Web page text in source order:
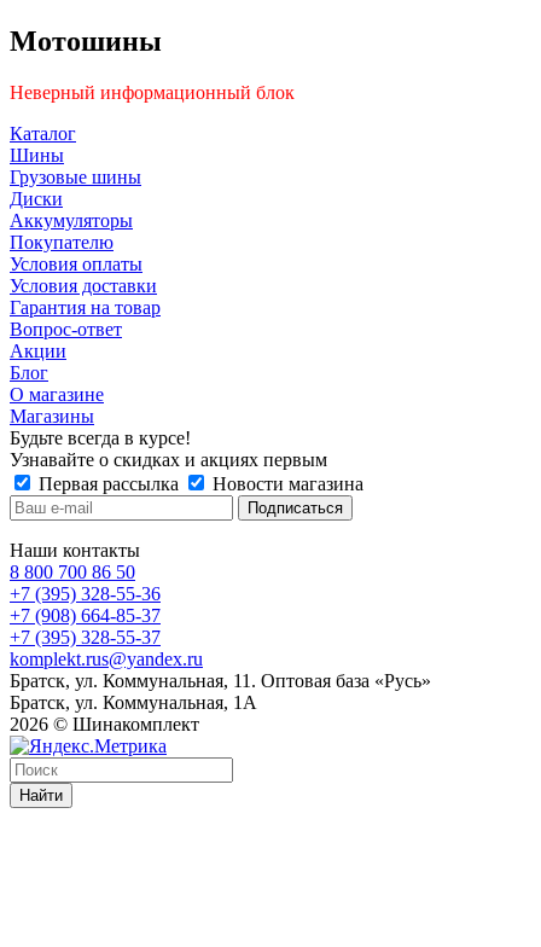
Мотошины
Неверный информационный блок
Каталог
Шины
Грузовые шины
Диски
Аккумуляторы
Покупателю
Условия оплаты
Условия доставки
Гарантия на товар
Вопрос-ответ
Акции
Блог
О магазине
Магазины
Будьте всегда в курсе!
Узнавайте о скидках и акциях первым
Первая рассылка
Новости магазина
Наши контакты
8 800 700 86 50
+7 (395) 328-55-36
+7 (908) 664-85-37
+7 (395) 328-55-37
komplekt.rus@yandex.ru
Братск, ул. Коммунальная, 11. Оптовая база «Русь»
Братск, ул. Коммунальная, 1А
2026 © Шинакомплект
Найти